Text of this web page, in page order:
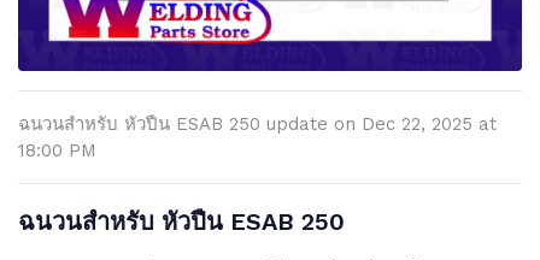
ฉนวนสำหรับ หัวปืน ESAB 250 update on Dec 22, 2025 at
18:00 PM
ฉนวนสำหรับ หัวปืน ESAB 250